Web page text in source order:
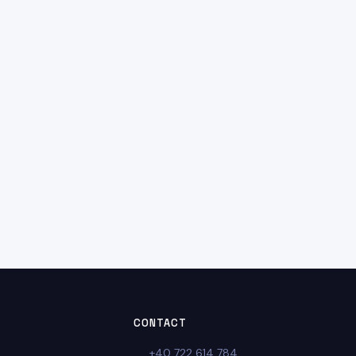
CONTACT
+40 722 614 784